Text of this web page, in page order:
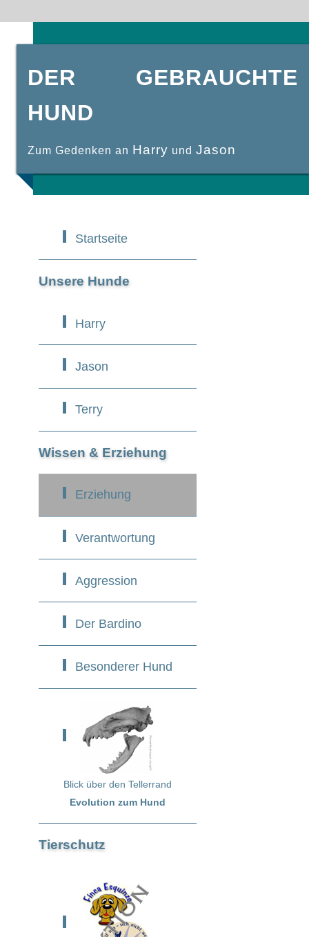
DER GEBRAUCHTE
HUND
Zum Gedenken an Harry und Jason
Startseite
Unsere Hunde
Harry
Jason
Terry
Wissen & Erziehung
Erziehung
Verantwortung
Aggression
Der Bardino
Besonderer Hund
Blick über den Tellerrand
Evolution zum Hund
Tierschutz